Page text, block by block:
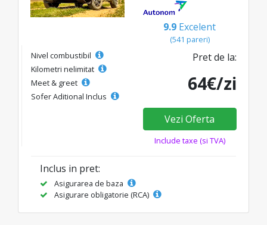
9.9 Excelent
(541 pareri)
Nivel combustibil
Kilometri nelimitat
Meet & greet
Sofer Aditional Inclus
Pret de la:
64€/zi
Vezi Oferta
Include taxe (si TVA)
Inclus in pret:
Asigurarea de baza
Asigurare obligatorie (RCA)